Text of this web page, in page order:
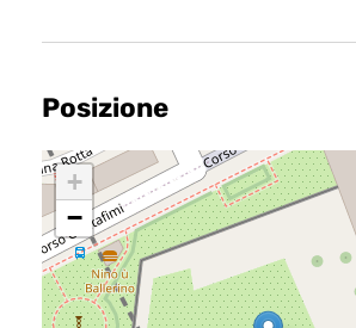
Home
Chi siamo
Posizione
+
−